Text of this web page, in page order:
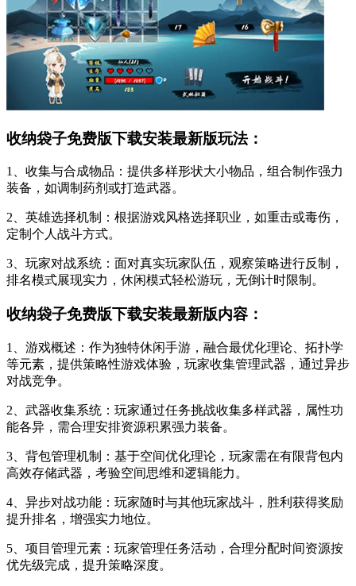
收纳袋子免费版下载安装最新版玩法：
1、收集与合成物品：提供多样形状大小物品，组合制作强力
装备，如调制药剂或打造武器。
2、英雄选择机制：根据游戏风格选择职业，如重击或毒伤，
定制个人战斗方式。
3、玩家对战系统：面对真实玩家队伍，观察策略进行反制，
排名模式展现实力，休闲模式轻松游玩，无倒计时限制。
收纳袋子免费版下载安装最新版内容：
1、游戏概述：作为独特休闲手游，融合最优化理论、拓扑学
等元素，提供策略性游戏体验，玩家收集管理武器，通过异步
对战竞争。
2、武器收集系统：玩家通过任务挑战收集多样武器，属性功
能各异，需合理安排资源积累强力装备。
3、背包管理机制：基于空间优化理论，玩家需在有限背包内
高效存储武器，考验空间思维和逻辑能力。
4、异步对战功能：玩家随时与其他玩家战斗，胜利获得奖励
提升排名，增强实力地位。
5、项目管理元素：玩家管理任务活动，合理分配时间资源按
优先级完成，提升策略深度。